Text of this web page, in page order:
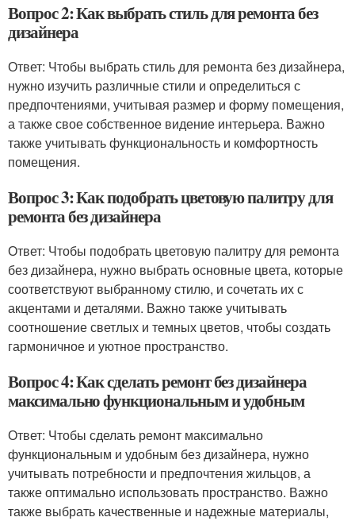
Вопрос 2: Как выбрать стиль для ремонта без
дизайнера
Ответ: Чтобы выбрать стиль для ремонта без дизайнера,
нужно изучить различные стили и определиться с
предпочтениями, учитывая размер и форму помещения,
а также свое собственное видение интерьера. Важно
также учитывать функциональность и комфортность
помещения.
Вопрос 3: Как подобрать цветовую палитру для
ремонта без дизайнера
Ответ: Чтобы подобрать цветовую палитру для ремонта
без дизайнера, нужно выбрать основные цвета, которые
соответствуют выбранному стилю, и сочетать их с
акцентами и деталями. Важно также учитывать
соотношение светлых и темных цветов, чтобы создать
гармоничное и уютное пространство.
Вопрос 4: Как сделать ремонт без дизайнера
максимально функциональным и удобным
Ответ: Чтобы сделать ремонт максимально
функциональным и удобным без дизайнера, нужно
учитывать потребности и предпочтения жильцов, а
также оптимально использовать пространство. Важно
также выбрать качественные и надежные материалы,